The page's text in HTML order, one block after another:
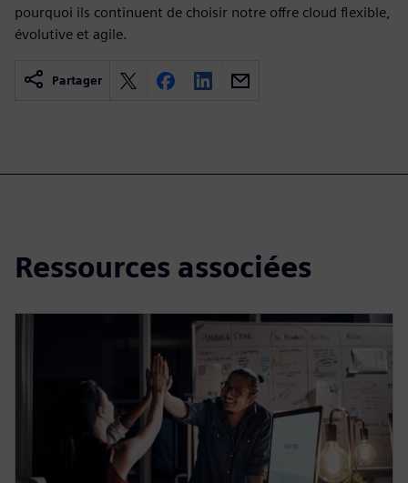
pourquoi ils continuent de choisir notre offre cloud flexible,
évolutive et agile.
Partager
Ressources associées